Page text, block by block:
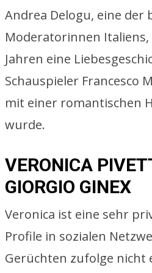
Andrea Delogu, eine der
Moderatorinnen Italiens,
Jahren eine
Schauspieler Francesco
mit einer romantischen
wurde.
VERONICA
GIORGIO GINEX
Veronica ist eine sehr
Profile in sozialen
Gerüchten zufolge nicht